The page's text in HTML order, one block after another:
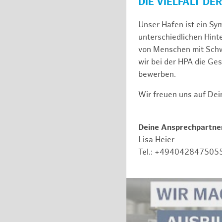
Unser Hafen ist ein
unterschiedlichen
von Menschen mit
wir bei der HPA die
bewerben.
Wir freuen uns auf
Deine
Lisa Heier
Tel.: